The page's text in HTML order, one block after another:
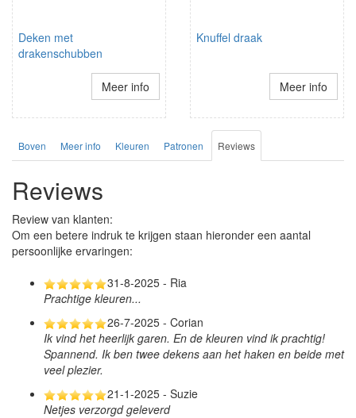
Deken met
drakenschubben
Meer info
Knuffel draak
Meer info
Boven Meer info Kleuren Patronen Reviews
Reviews
Review van klanten:
Om een betere indruk te krijgen staan hieronder een aantal
persoonlijke ervaringen:
31-8-2025 - Ria
Prachtige kleuren...
26-7-2025 - Corian
Ik vind het heerlijk garen. En de kleuren vind ik prachtig!
Spannend. Ik ben twee dekens aan het haken en beide met
veel plezier.
21-1-2025 - Suzie
Netjes verzorgd geleverd